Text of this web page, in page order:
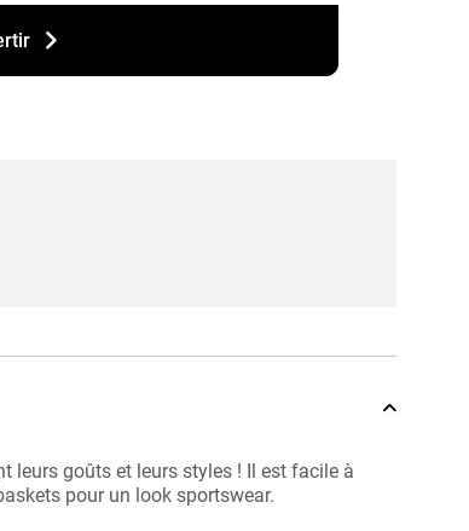
leurs goûts et leurs styles ! Il est facile à
pour un look sportswear.